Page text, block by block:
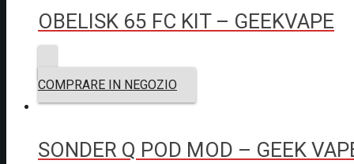
OBELISK 65 FC KIT – GEEKVAPE
COMPRARE IN NEGOZIO
SONDER Q POD MOD – GEEK